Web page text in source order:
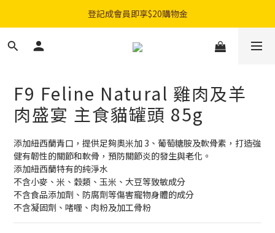
購物滿$300免費順豐智能櫃｜$450免費送貨上門
登記成會員即享$20購物金
購物滿$300免費順豐智能櫃｜$450免費送貨上門
F9 Feline Natural 雞肉及羊
肉盛宴 主食貓罐頭 85g
添加紐西蘭青口，提供足夠奧米加 3、葡萄糖胺及軟骨素，打造強
健有韌性的關節和軟骨，預防關節炎的發生與老化。
添加紐西蘭特有的純淨水
不含小麥、米、穀類、玉米、大豆等致敏成分
不含食品添加劑、防腐劑等傷害寵物身體的成分
不含凝固劑、啫喱、肉粉及加工骨粉